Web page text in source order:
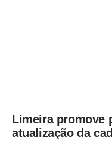
Limeira promove
atualização da